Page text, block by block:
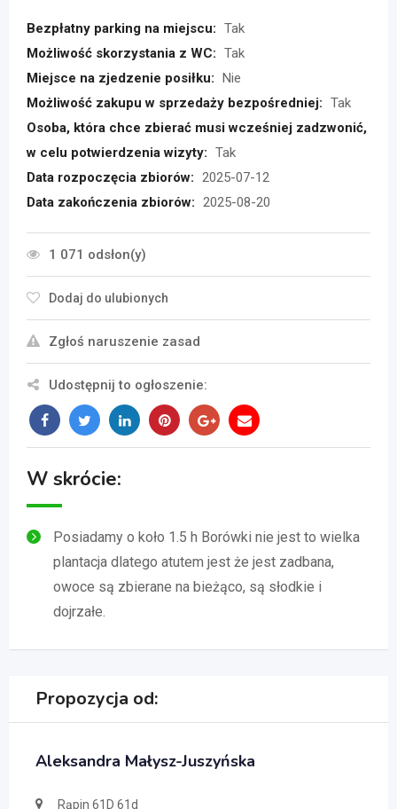
Bezpłatny parking na miejscu: Tak
Możliwość skorzystania z WC: Tak
Miejsce na zjedzenie posiłku:
Nie
Możliwość zakupu w sprzedaży bezpośredniej: Tak
Osoba, która chce zbierać musi wcześniej zadzwonić,
w celu potwierdzenia wizyty: Tak
Data rozpoczęcia zbiorów: 2025-07-12
Data zakończenia zbiorów: 2025-08-20
1 071 odsłon(y)
Dodaj do ulubionych
Zgłoś naruszenie zasad
Udostępnij to ogłoszenie:
W skrócie:
Posiadamy o koło 1.5 h Borówki nie jest to wielka
plantacja dlatego atutem jest że jest zadbana,
owoce są zbierane na bieżąco, są słodkie i
dojrzałe.
Propozycja od:
Aleksandra Małysz-Juszyńska
Rąpin 61D 61d